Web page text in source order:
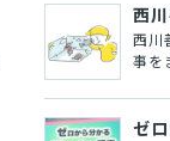
西
西川
事を
ゼ